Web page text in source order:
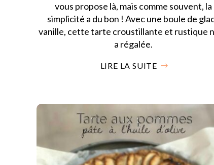
vous propose là, mais comme souvent, la
simplicité a du bon ! Avec une boule de
vanille, cette tarte croustillante et rustique
a régalée.
LIRE LA SUITE